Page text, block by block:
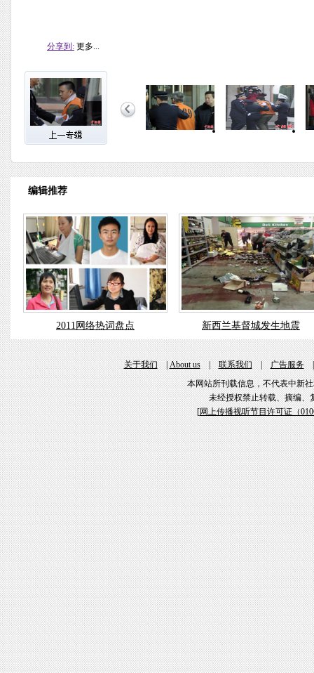
分享到: 更多...
编辑推荐
2011网络热词盘点 新西兰基督城发生地震
关于我们|About us|联系我们|广告服务
本网站所刊载信息，不代表中新
未经授权禁止转载、摘编、
[网上传播视听节目许可证（